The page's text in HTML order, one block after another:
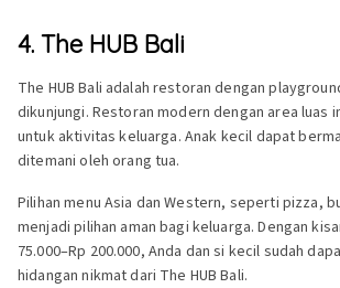
4. The HUB Bali
The HUB Bali adalah restoran dengan
dikunjungi. Restoran modern dengan area luas
untuk aktivitas keluarga. Anak kecil dapat
ditemani oleh orang tua.
Pilihan menu Asia dan Western, seperti pizza,
menjadi pilihan aman bagi keluarga. Dengan
75.000–Rp 200.000, Anda dan si kecil sudah
hidangan nikmat dari The HUB Bali.